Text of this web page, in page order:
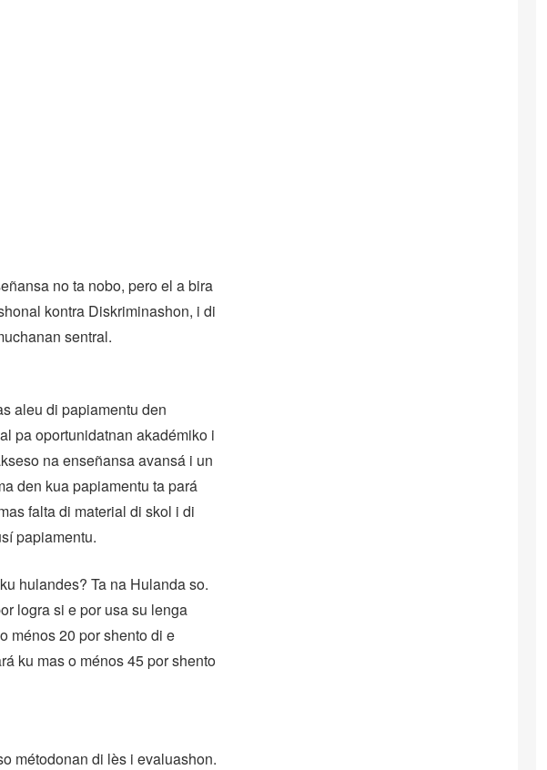
no ta nobo, pero el a bira
kontra Diskriminashon, i di
sentral.
aleu di papiamentu den
pa oportunidatnan akadémiko i
na enseñansa avansá i un
den kua papiamentu ta pará
falta di material di skol i di
papiamentu.
hulandes? Ta na Hulanda so.
logra si e por usa su lenga
ménos 20 por shento di e
ku mas o ménos 45 por shento
métodonan di lès i evaluashon.